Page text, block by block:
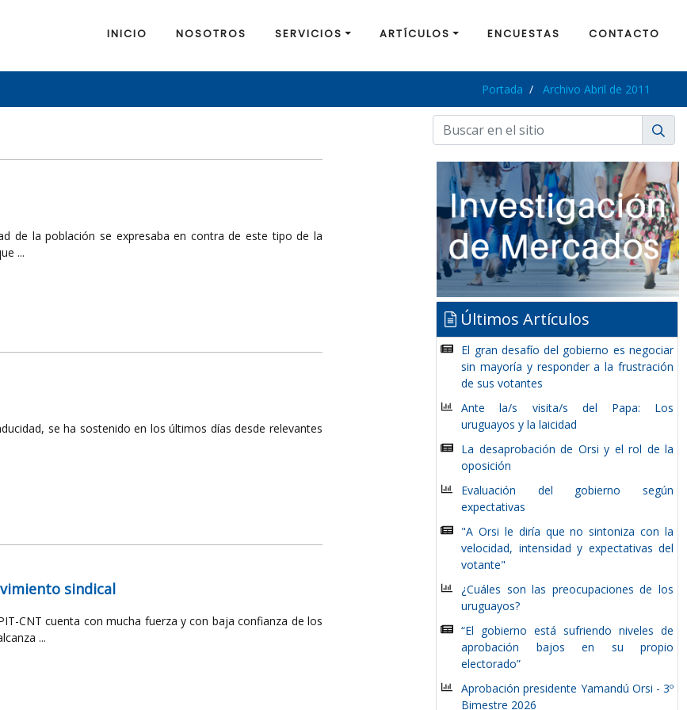
INICIO NOSOTROS SERVICIOS ARTÍCULOS ENCUESTAS CONTACTO
Portada Archivo Abril de 2011
de la población se expresaba en contra de este tipo de la
...
se ha sostenido en los últimos días desde relevantes
sindical
CNT cuenta con mucha fuerza y con baja confianza de los
...
Últimos Artículos
El gran desafío del gobierno es negociar
sin mayoría y responder a la frustración
de sus votantes
Ante la/s visita/s del Papa: Los
uruguayos y la laicidad
La desaprobación de Orsi y el rol de la
oposición
Evaluación del gobierno según
expectativas
"A Orsi le diría que no sintoniza con la
velocidad, intensidad y expectativas del
votante"
¿Cuáles son las preocupaciones de los
uruguayos?
“El gobierno está sufriendo niveles de
aprobación bajos en su propio
electorado”
Aprobación presidente Yamandú Orsi - 3º
Bimestre 2026